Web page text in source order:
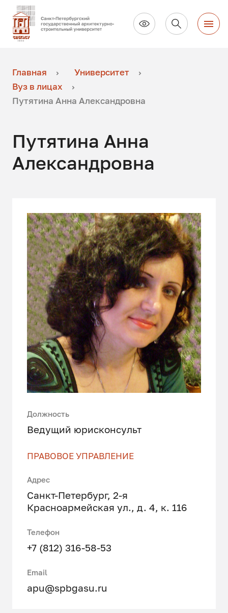
Главная
Университет
Вуз в лицах
Путятина Анна Александровна
Путятина Анна
Александровна
Должность
Ведущий юрисконсульт
ПРАВОВОЕ УПРАВЛЕНИЕ
Адрес
Санкт-Петербург, 2-я
Красноармейская ул., д. 4, к. 116
Телефон
+7 (812) 316-58-53
Email
apu@spbgasu.ru